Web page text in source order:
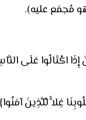
مُجمَع عليه).
اكْتَالُوا عَلَى
لِّلَّذِينَ آمَنُوا}